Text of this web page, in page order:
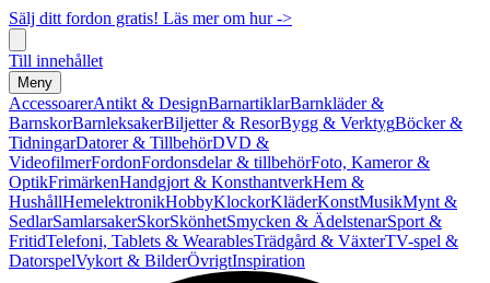
Sälj ditt fordon gratis! Läs mer om hur ->
Till innehållet
Meny
AccessoarerAntikt & DesignBarnartiklarBarnkläder &
BarnskorBarnleksakerBiljetter & ResorBygg & VerktygBöcker &
TidningarDatorer & TillbehörDVD &
VideofilmerFordonFordonsdelar & tillbehörFoto, Kameror &
OptikFrimärkenHandgjort & KonsthantverkHem &
HushållHemelektronikHobbyKlockorKläderKonstMusikMynt &
SedlarSamlarsakerSkorSkönhetSmycken & ÄdelstenarSport &
FritidTelefoni, Tablets & WearablesTrädgård & VäxterTV-spel &
DatorspelVykort & BilderÖvrigtInspiration